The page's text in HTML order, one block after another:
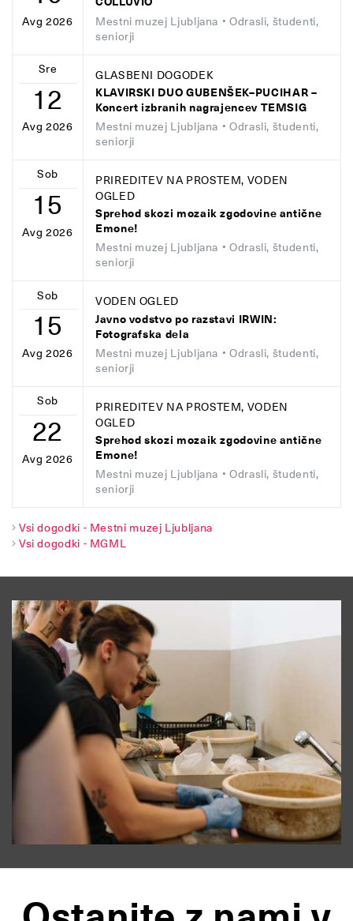
Avg 2026 Mestni muzej Ljubljana • Odrasli, študenti,
seniorji
Sre
12
Avg 2026
GLASBENI DOGODEK
KLAVIRSKI DUO GUBENŠEK–PUCIHAR –
Koncert izbranih nagrajencev TEMSIG
Mestni muzej Ljubljana • Odrasli, študenti,
seniorji
Sob
15
Avg 2026
PRIREDITEV NA PROSTEM, VODEN
OGLED
Sprehod skozi mozaik zgodovine antične
Emone!
Mestni muzej Ljubljana • Odrasli, študenti,
seniorji
Sob
15
Avg 2026
VODEN OGLED
Javno vodstvo po razstavi IRWIN:
Fotografska dela
Mestni muzej Ljubljana • Odrasli, študenti,
seniorji
Sob
22
Avg 2026
PRIREDITEV NA PROSTEM, VODEN
OGLED
Sprehod skozi mozaik zgodovine antične
Emone!
Mestni muzej Ljubljana • Odrasli, študenti,
seniorji
Vsi dogodki - Mestni muzej Ljubljana
Vsi dogodki - MGML